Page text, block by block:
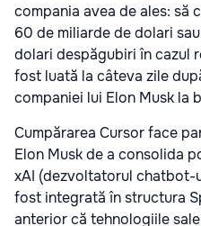
compania avea de ales: să
60 de miliarde de dolari
dolari despăgubiri în cazul
fost luată la câteva zile
companiei lui Elon Musk la
Cumpărarea Cursor face
Elon Musk de a consolida
xAI (dezvoltatorul chatbot-
fost integrată în structura
anterior că tehnologiile